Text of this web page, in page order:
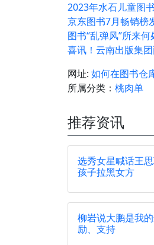
2023年水石儿童图
京东图书7月畅销榜
图书“乱弹风”所来何
喜讯！云南出版集
网址: 如何在图书仓
所属分类： 桃肉单
推荐资讯
选秀女星喊话王
孩子拉黑女方
柳岩说大鹏是我
励、支持